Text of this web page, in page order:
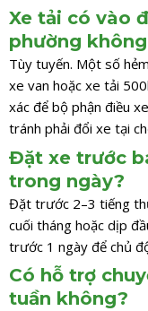
Xe tải có vào
phường
Tùy tuyến. Một số
xe van hoặc xe tải
xác để bộ phận điều
tránh phải đổi xe tại
Đặt xe trước
trong ngày?
Đặt trước 2–3 tiếng
cuối tháng hoặc dịp
trước 1 ngày để chủ
Có hỗ trợ
tuần không?